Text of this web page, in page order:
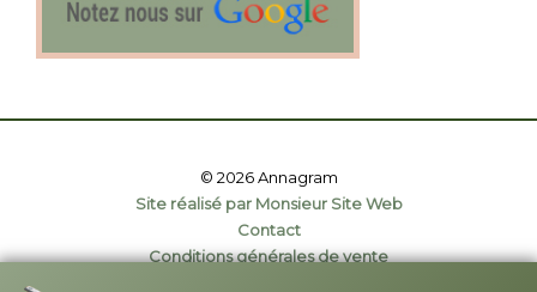
© 2026 Annagram
Site réalisé par Monsieur Site Web
Contact
Conditions générales de vente